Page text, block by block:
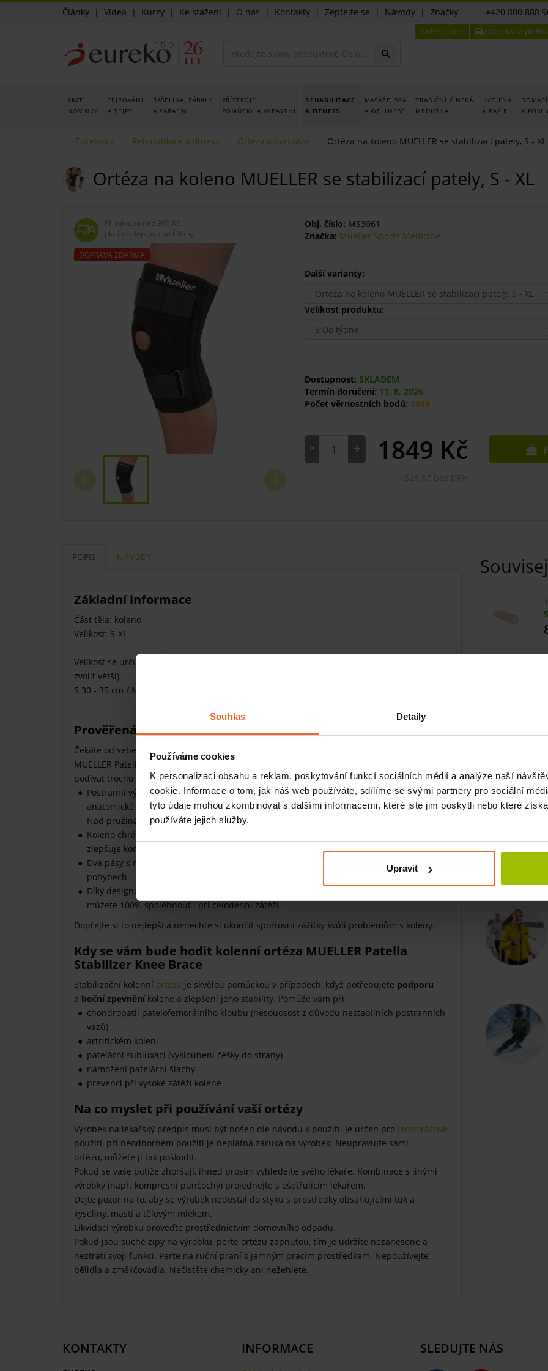
Souhlas Detaily
Používáme cookies
K personalizaci obsahu a reklam, poskytování funkcí sociálních médií a analýze naší
cookie. Informace o tom, jak náš web používáte, sdílíme se svými partnery pro sociální
tyto údaje mohou zkombinovat s dalšími informacemi, které jste jim poskytli nebo které
používáte jejich služby.
Upravit
Články | Videa | Kurzy | Ke stažení | O nás | Kontakty | Zeptejte se | Návody | Značky +420 800 888
Odstoupení Doprava a platba
AKCE,
NOVINKY
TEJPOVÁNÍ
A TEJPY
RAŠELINA, ZÁBALY
A PARAFÍN
PŘÍSTROJE
POMŮCKY A VYBAVENÍ
REHABILITACE
A FITNESS
MASÁŽE, SPA
A WELLNESS
TRADIČNÍ ČÍNSKÁ
MEDICÍNA
HYGIENA
A PAPÍR
A
Eureko.cz Rehabilitace a fitness Ortézy a bandáže Ortéza na koleno MUELLER se stabilizací pately, S - XL
Ortéza na koleno MUELLER se stabilizací pately, S - XL
Při nákupu nad 990 Kč
platíme dopravu po ČR my
DOPRAVA ZDARMA
Obj. číslo: MS3061
Značka: Mueller Sports Medicine
Další varianty:
Velikost produktu:
Dostupnost: SKLADEM
Termín doručení: 11. 8. 2026
Počet věrnostních bodů: 1849
- + 1849 Kč
POPIS NÁVODY
Základní informace
Část těla: koleno
Velikost: S-XL
Velikost se určuje podle obvodu kolene (pokud jste mezi dvěma velikostmi, doporučujeme
zvolit větší).
S 30 - 35 cm / M 35 - 40 cm / L 40 - 45 cm / XL 45 - 50 cm
Prověřená ortéza na koleno pro náročné sportovce
Čekáte od sebe maximální výkon? Pak ho chtějte i od své kolenní ortézy. Ortéza na koleno
MUELLER Patella Stabilizer Knee Brace je určená pro náročný aktivní život. Pojďme se na ni
podívat trochu blíže:
Postranní výztuž tvoříflexibilní ocelové pružiny. Ty vaši čéšku udržují ve správné
anatomické poloze a snižují opotřebení kloubu. Zároveň mírní bolesti kolenního kloubu.
Nad pružinami najdete malá poutka pro snadnější natahování ortézy.
Koleno chrání
zlepšuje kompresi a poskytuje oporu.
Dva pásy s rozsahem 360° zaručí, že vám ortéza nesklouzne ani při těch nejšílenějších
pohybech.
Díky designu s otevřenou podkolenní jamkou se na ortézu Patella Stabilizer Knee Brace
můžete 100% spolehnout i při celodenní zátěži.
Dopřejte si to nejlepší a nenechte si ukončit sportovní zážitky kvůli problémům s koleny.
Kdy se vám bude hodit kolenní ortéza MUELLER Patella
Stabilizer Knee Brace
Stabilizační kolenní ortéza je skvělou pomůckou v případech, když potřebujete podporu
a boční zpevněníkolene a zlepšení jeho stability. Pomůže vám při
chondropatii patelofemorálního kloubu (nesouosost z důvodu nestabilních postranních
vazů)
artritickém koleni
patelární subluxaci (vykloubení čéšky do strany)
namožení patelární šlachy
prevenci při vysoké zátěži kolene
Na co myslet při používání vaší ortézy
Výrobek na lékařský předpis musí být nošen dle návodu k použití. Je určen pro jednorázové
použití, při neodborném použití je neplatná záruka na výrobek. Neupravujte sami
ortézu, můžete ji tak poškodit.
Pokud se vaše potíže zhoršují, ihned prosím vyhledejte svého lékaře. Kombinace s jinými
výrobky (např. kompresní punčochy) projednejte s ošetřujícím lékařem.
Dejte pozor na to, aby se výrobek nedostal do styku s prostředky obsahujícími tuk a
kyseliny, mastí a tělovým mlékem.
Likvidaci výrobku proveďte prostřednictvím domovního odpadu.
Pokud jsou suché zipy na výrobku, perte ortézu zapnutou, tím je udržíte nezanesené a
neztratí svoji funkci. Perte na ruční praní s jemným pracím prostředkem. Nepoužívejte
bělidla a změkčovadla. Nečistěte chemicky ani nežehlete.
KONTAKTY INFORMACE SLEDUJTE NÁS